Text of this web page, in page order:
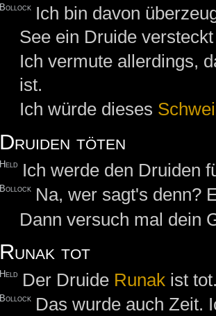
Bollock Ich bin davon
See ein Druide
Ich vermute allerdings,
ist.
Ich würde dieses
Druiden töten
Held Ich werde den Druiden
Bollock Na, wer sagt's denn?
Dann versuch mal dein
Runak tot
Held Der Druide Runak ist
Bollock Das wurde auch Zeit.